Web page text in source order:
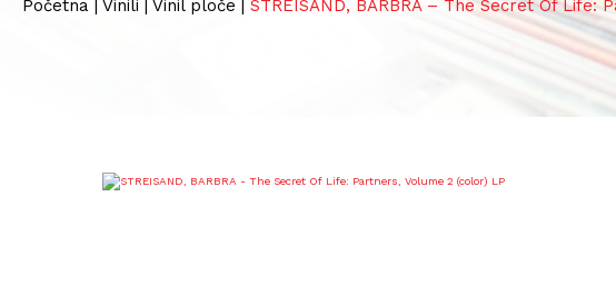
Početna | Vinili | Vinil ploče | STREISAND, BARBRA – The Secret Of Life: